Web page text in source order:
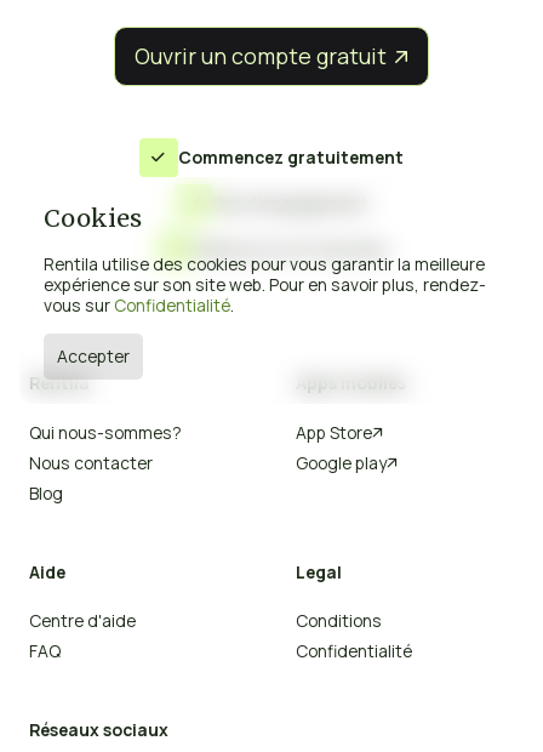
Cookies
Rentila utilise des cookies pour vous garantir la meilleure
expérience sur son site web. Pour en savoir plus, rendez-
vous sur Confidentialité.
Accepter
Ouvrir un compte gratuit 
 Commencez gratuitement
Rentila
Qui nous-sommes?
Nous contacter
Blog
App Store
Google play
Aide
Centre d'aide
FAQ
Legal
Conditions
Confidentialité
Réseaux sociaux